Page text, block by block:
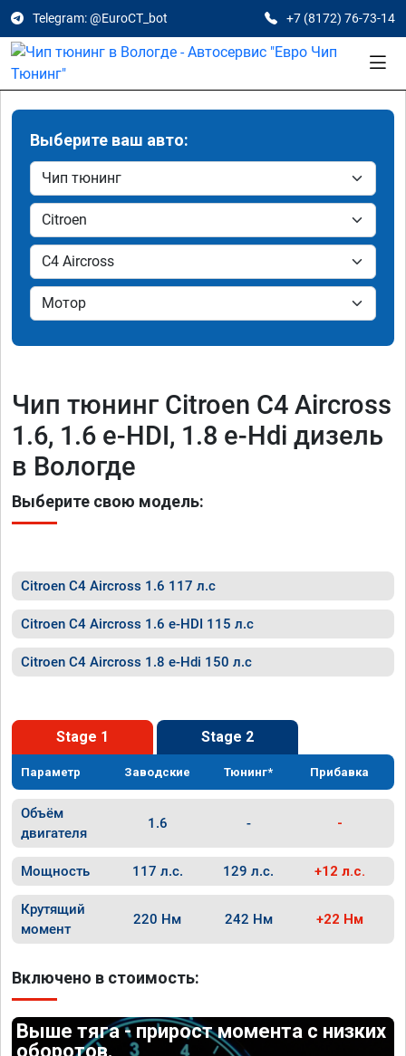
Telegram: @EuroCT_bot +7 (8172) 76-73-14
Выберите ваш авто:
Чип тюнинг Citroen C4 Aircross
1.6, 1.6 e-HDI, 1.8 e-Hdi дизель
в Вологде
Выберите свою модель:
Citroen C4 Aircross 1.6 117 л.с
Citroen C4 Aircross 1.6 e-HDI 115 л.с
Citroen C4 Aircross 1.8 e-Hdi 150 л.с
Stage 1 Stage 2
Параметр Заводские Тюнинг* Прибавка
Объём
двигателя
1.6 - -
Мощность 117 л.с. 129 л.с. +12 л.с.
Крутящий
момент
220 Нм 242 Нм +22 Нм
Включено в стоимость:
Выше тяга - прирост момента с низких
оборотов.